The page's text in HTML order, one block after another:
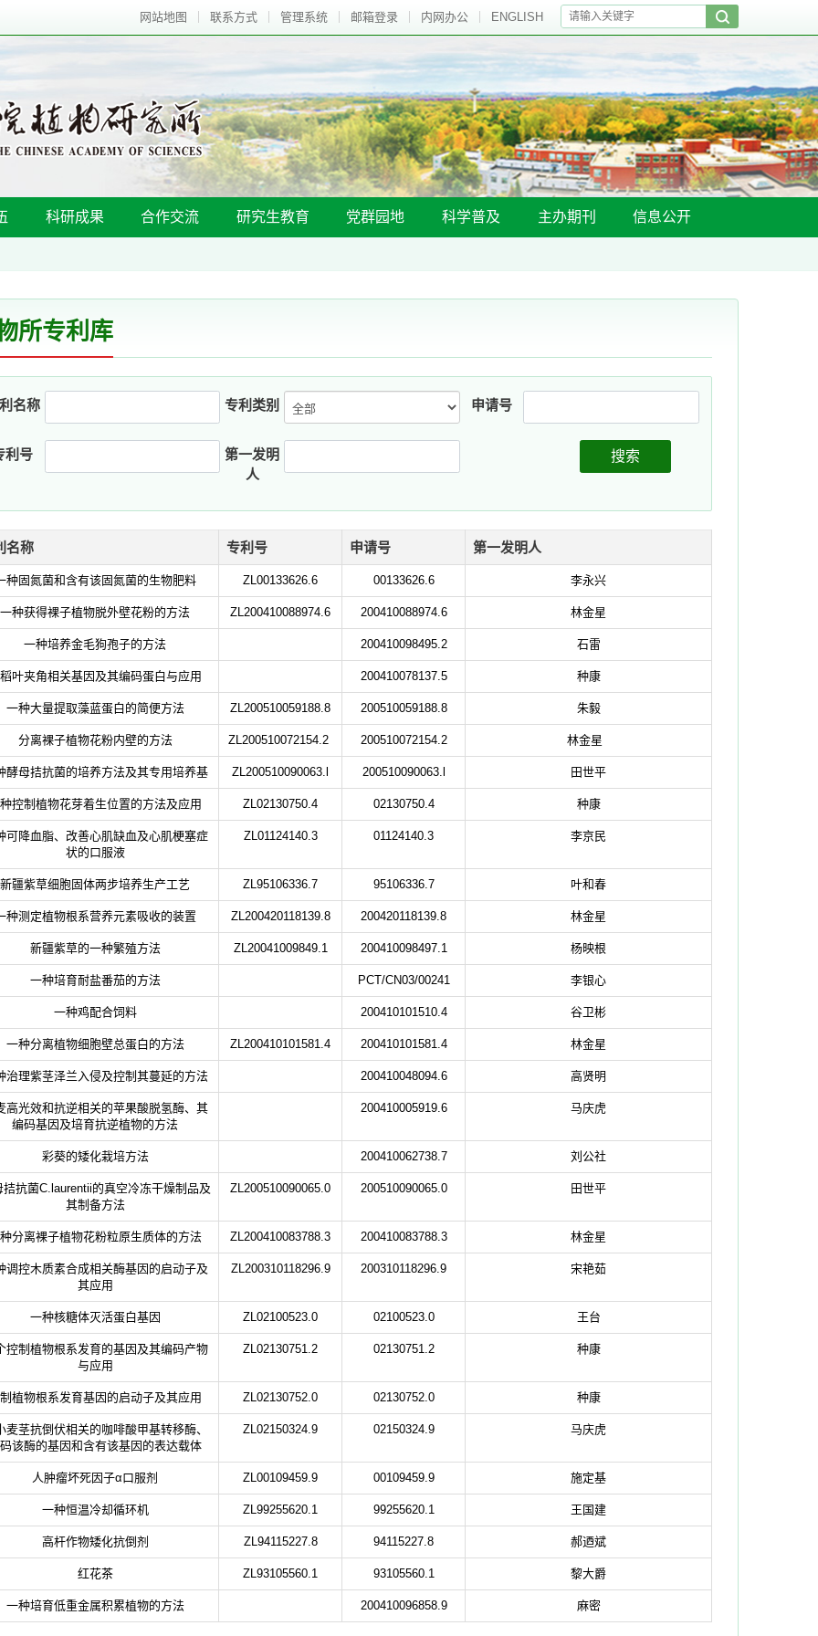
网站地图 联系方式 管理系统 邮箱登录 内网办公 ENGLISH
科研成果 合作交流 研究生教育 党群园地 科学普及 主办期刊 信息公开
所专利库
名称 专利类别 申请号
利号
第一发明
人
搜索
名称 专利号 申请号 第一发明人
种固氮菌和含有该固氮菌的生物肥料 ZL00133626.6 00133626.6 李永兴
一种获得裸子植物脱外壁花粉的方法 ZL200410088974.6 200410088974.6 林金星
一种培养金毛狗孢子的方法 200410098495.2 石雷
叶夹角相关基因及其编码蛋白与应用 200410078137.5 种康
一种大量提取藻蓝蛋白的简便方法 ZL200510059188.8 200510059188.8 朱毅
分离裸子植物花粉内壁的方法 ZL200510072154.2 200510072154.2 林金星
酵母拮抗菌的培养方法及其专用培养基 ZL200510090063.l 200510090063.l 田世平
控制植物花芽着生位置的方法及应用 ZL02130750.4 02130750.4 种康
可降血脂、改善心肌缺血及心肌梗塞症
状的口服液
ZL01124140.3 01124140.3 李京民
新疆紫草细胞固体两步培养生产工艺 ZL95106336.7 95106336.7 叶和春
种测定植物根系营养元素吸收的装置 ZL200420118139.8 200420118139.8 林金星
新疆紫草的一种繁殖方法 ZL20041009849.1 200410098497.1 杨映根
一种培育耐盐番茄的方法 PCT/CN03/00241 李银心
一种鸡配合饲料 200410101510.4 谷卫彬
一种分离植物细胞壁总蛋白的方法 ZL200410101581.4 200410101581.4 林金星
治理紫茎泽兰入侵及控制其蔓延的方法 200410048094.6 高贤明
高光效和抗逆相关的苹果酸脱氢酶、其
编码基因及培育抗逆植物的方法
200410005919.6 马庆虎
彩葵的矮化栽培方法 200410062738.7 刘公社
拮抗菌C.laurentii的真空冷冻干燥制品及
其制备方法
ZL200510090065.0 200510090065.0 田世平
分离裸子植物花粉粒原生质体的方法 ZL200410083788.3 200410083788.3 林金星
调控木质素合成相关酶基因的启动子及
其应用
ZL200310118296.9 200310118296.9 宋艳茹
一种核糖体灭活蛋白基因 ZL02100523.0 02100523.0 王台
控制植物根系发育的基因及其编码产物
与应用
ZL02130751.2 02130751.2 种康
植物根系发育基因的启动子及其应用 ZL02130752.0 02130752.0 种康
麦茎抗倒伏相关的咖啡酸甲基转移酶、
该酶的基因和含有该基因的表达载体
ZL02150324.9 02150324.9 马庆虎
人肿瘤坏死因子α口服剂 ZL00109459.9 00109459.9 施定基
一种恒温冷却循环机 ZL99255620.1 99255620.1 王国建
高杆作物矮化抗倒剂 ZL94115227.8 94115227.8 郝迺斌
红花茶 ZL93105560.1 93105560.1 黎大爵
一种培育低重金属积累植物的方法 200410096858.9 麻密